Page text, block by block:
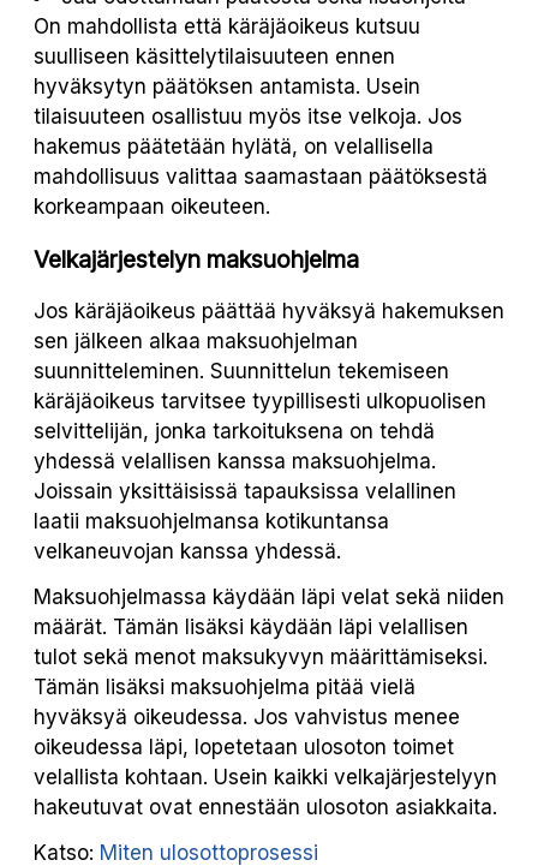
On mahdollista että käräjäoikeus kutsuu
suulliseen käsittelytilaisuuteen ennen
hyväksytyn päätöksen antamista. Usein
tilaisuuteen osallistuu myös itse velkoja. Jos
hakemus päätetään hylätä, on velallisella
mahdollisuus valittaa saamastaan päätöksestä
korkeampaan oikeuteen.
Velkajärjestelyn maksuohjelma
Jos käräjäoikeus päättää hyväksyä hakemuksen
sen jälkeen alkaa maksuohjelman
suunnitteleminen. Suunnittelun tekemiseen
käräjäoikeus tarvitsee tyypillisesti ulkopuolisen
selvittelijän, jonka tarkoituksena on tehdä
yhdessä velallisen kanssa maksuohjelma.
Joissain yksittäisissä tapauksissa velallinen
laatii maksuohjelmansa kotikuntansa
velkaneuvojan kanssa yhdessä.
Maksuohjelmassa käydään läpi velat sekä niiden
määrät. Tämän lisäksi käydään läpi velallisen
tulot sekä menot maksukyvyn määrittämiseksi.
Tämän lisäksi maksuohjelma pitää vielä
hyväksyä oikeudessa. Jos vahvistus menee
oikeudessa läpi, lopetetaan ulosoton toimet
velallista kohtaan. Usein kaikki velkajärjestelyyn
hakeutuvat ovat ennestään ulosoton asiakkaita.
Katso: Miten ulosottoprosessi